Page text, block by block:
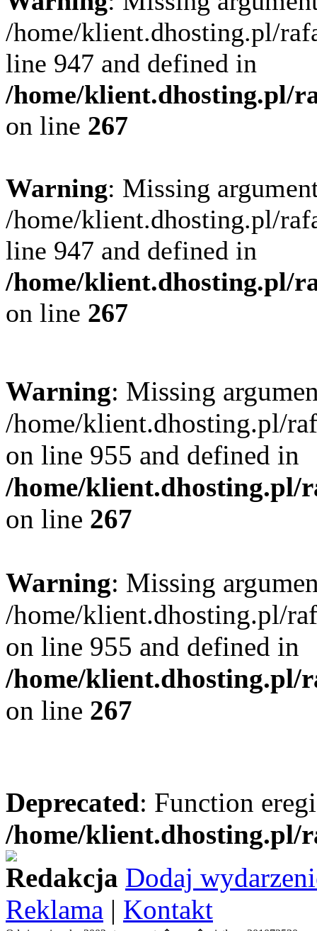
/home/klient.dhosting.pl/
line 947 and defined in
/home/klient.dhosting.pl/
on line 267
Warning: Missing
/home/klient.dhosting.pl/
line 947 and defined in
/home/klient.dhosting.pl/
on line 267
Warning: Missing
/home/klient.dhosting.pl/
on line 955 and defined in
/home/klient.dhosting.pl/
on line 267
Warning: Missing
/home/klient.dhosting.pl/
on line 955 and defined in
/home/klient.dhosting.pl/
on line 267
Deprecated: Function
/home/
Redakcja Dodaj
Reklama | Kontakt